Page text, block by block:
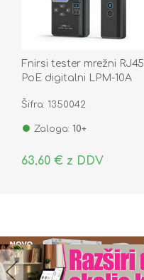
Fnirsi tester mrežni RJ45
PoE digitalni LPM-10A
Šifra: 1350042
Zaloga: 10+
63,60 € z DDV